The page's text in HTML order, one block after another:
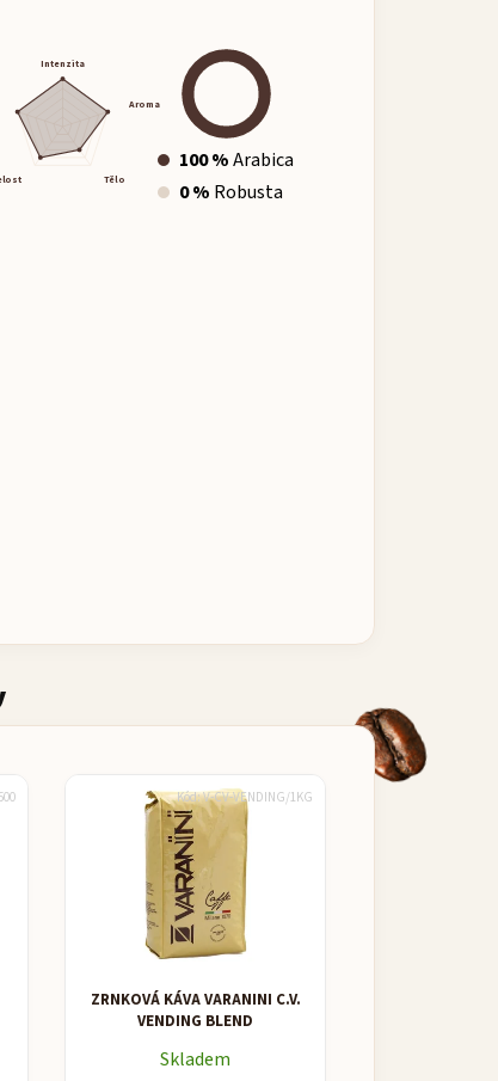
Intenzita
Aroma
Tělo
100 %Arabica
0 % Robusta
ZRNKOVÁ KÁVA VARANINI C.V.
VENDING BLEND
Skladem
Kód:V-CV-VENDING/1KG